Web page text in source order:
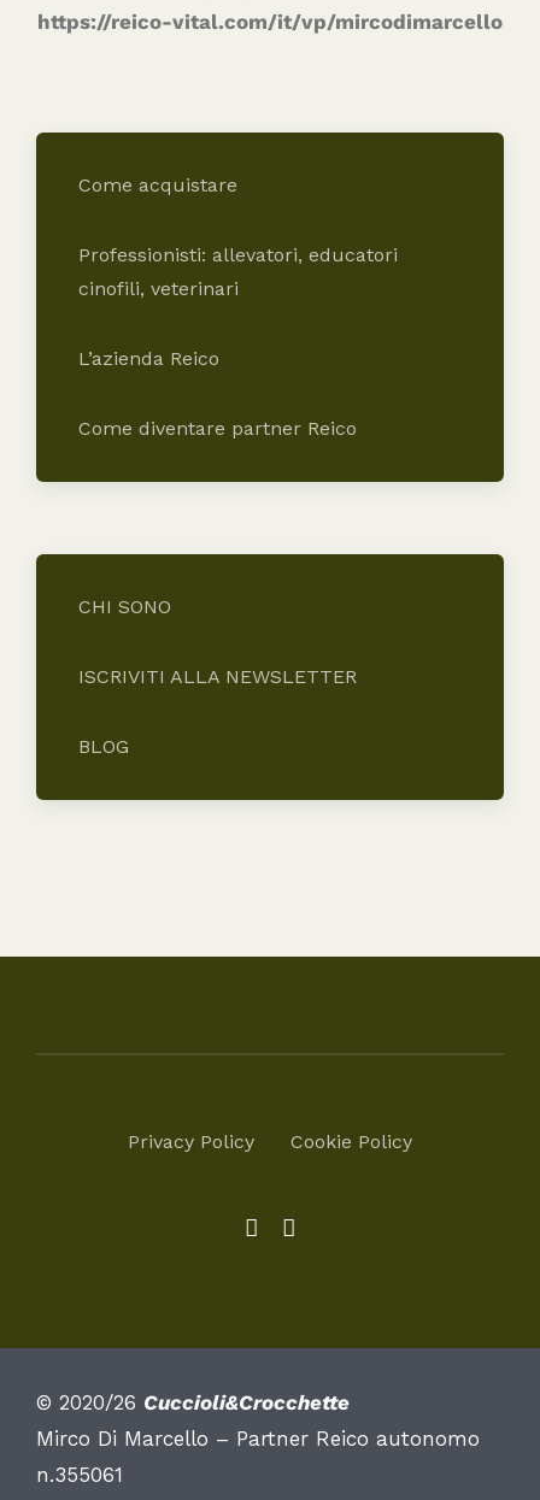
https://reico-vital.com/it/vp/mircodimarcello
Come acquistare
Professionisti: allevatori, educatori
cinofili, veterinari
L’azienda Reico
Come diventare partner Reico
CHI SONO
ISCRIVITI ALLA NEWSLETTER
BLOG
Privacy Policy Cookie Policy
© 2020/26 Cuccioli&Crocchette
Mirco Di Marcello – Partner Reico autonomo
n.355061